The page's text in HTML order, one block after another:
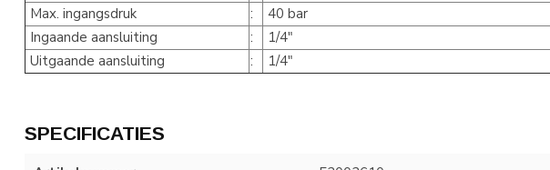
Max. ingangsdruk
:
40 bar
Ingaande aansluiting
:
1/4"
Uitgaande aansluiting
: 1/4"
SPECIFICATIES